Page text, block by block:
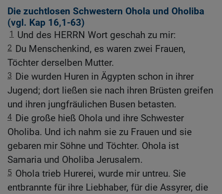
Die zuchtlosen Schwestern Ohola und Oholiba
(vgl. Kap 16,1-63)
1 Und des HERRN Wort geschah zu mir:
2 Du Menschenkind, es waren zwei Frauen,
Töchter derselben Mutter.
3 Die wurden Huren in Ägypten schon in ihrer
Jugend; dort ließen sie nach ihren Brüsten greifen
und ihren jungfräulichen Busen betasten.
4 Die große hieß Ohola und ihre Schwester
Oholiba. Und ich nahm sie zu Frauen und sie
gebaren mir Söhne und Töchter. Ohola ist
Samaria und Oholiba Jerusalem.
5 Ohola trieb Hurerei, wurde mir untreu. Sie
entbrannte für ihre Liebhaber, für die Assyrer, die